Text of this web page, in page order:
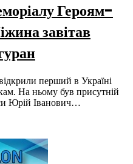
Героям-
завітав
перший в Україні
На ньому був присутній
Юрій Іванович…